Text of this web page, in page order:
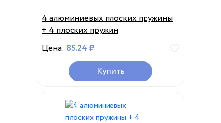
4 алюминиевых плоских пружины
+ 4 плоских пружин
Цена: 85.24 ₽
Купить